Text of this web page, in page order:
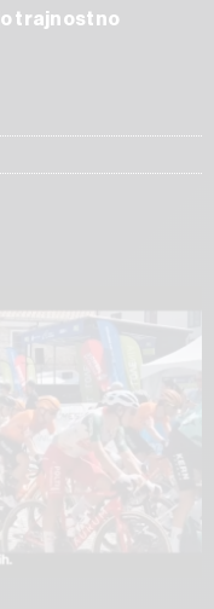
trajnostno